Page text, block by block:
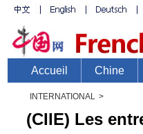
INTERNATIONAL >
(CIIE) Les